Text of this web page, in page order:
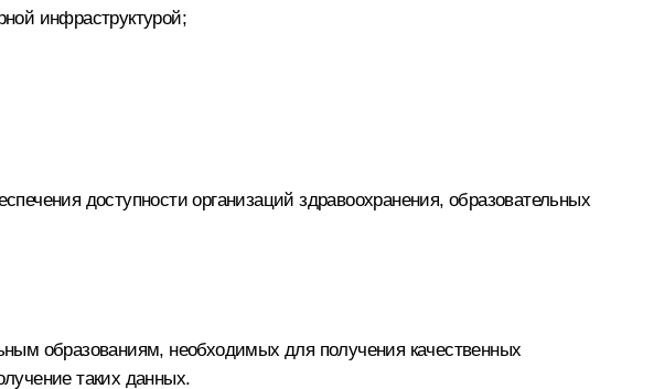
инфраструктурой;
доступности организаций здравоохранения, образовательных
образованиям, необходимых для получения качественных
таких данных.